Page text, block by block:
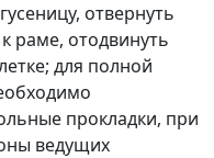
отвернуть
раме, отодвинуть
для полной
прокладки, при
ведущих